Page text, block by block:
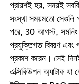
প্রায়শই হয়, সময়ই
সংস্থা সময়মতো সেগুলি
পরে, 30 আগস্ট, সমনিং
প্রযুক্তিগত বিবরণ
প্রকাশ করেন। সেই
এক্সিকিউশন অ্যাটাক যা